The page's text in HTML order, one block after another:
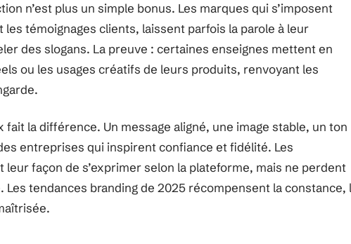
n’est plus un simple bonus. Les marques qui s’imposent
témoignages clients, laissent parfois la parole à leur
des slogans. La preuve : certaines enseignes mettent en
ou les usages créatifs de leurs produits, renvoyant les
la différence. Un message aligné, une image stable, un ton
entreprises qui inspirent confiance et fidélité. Les
façon de s’exprimer selon la plateforme, mais ne perdent
tendances branding de 2025 récompensent la constance,